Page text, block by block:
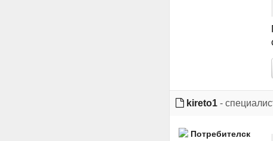
kireto1 -